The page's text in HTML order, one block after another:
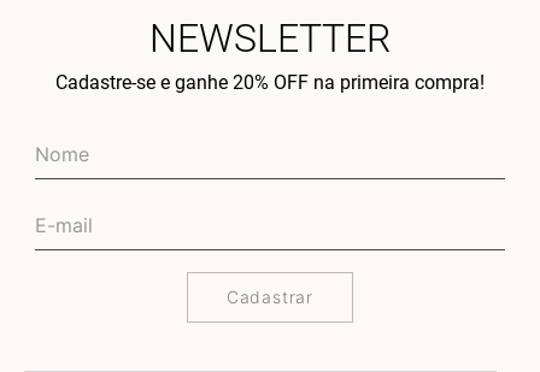
NEWSLETTER
Cadastre-se e ganhe 20% OFF na primeira compra!
Cadastrar